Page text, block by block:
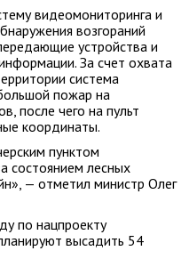
видеомониторинга и
возгораний
устройства и
За счет охвата
система
пожар на
после чего на пульт
координаты.
пунктом
состоянием лесных
— отметил министр Олег
по нацпроекту
высадить 54